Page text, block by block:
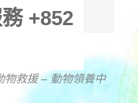
+852
物救援 – 動物領養中